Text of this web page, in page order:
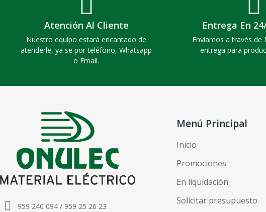
Atención Al Cliente
Nuestro equipo estará encantado de
atenderle, ya se por teléfono, Whatsapp
o Email.
Entrega En
Enviamos a través de
entrega para
959 240 094 / 959 25 26 23
Menú Principal
Inicio
Promociones
En liquidación
Solicitar presupuesto